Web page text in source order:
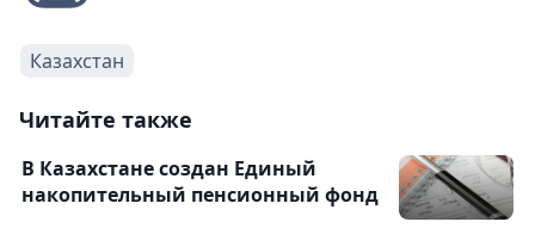
Казахстан
Читайте также
В Казахстане создан Единый
накопительный пенсионный фонд